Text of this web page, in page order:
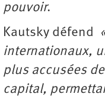
pouvoir.
Kautsky défend
internationaux,
plus accusées
capital,